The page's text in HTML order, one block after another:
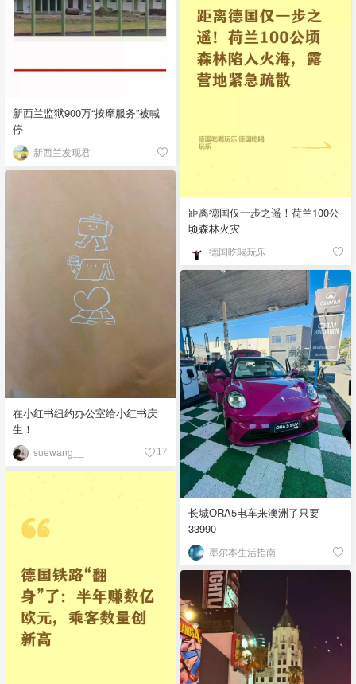
新西兰监狱900万“按摩服务”被喊
停
新西兰发现君
距离德国仅一步之遥！荷兰100公
顷森林火灾
德国吃喝玩乐
在小红书纽约办公室给小红书庆
生！
suewang__ 17
长城ORA5电车来澳洲了只要
33990
墨尔本生活指南